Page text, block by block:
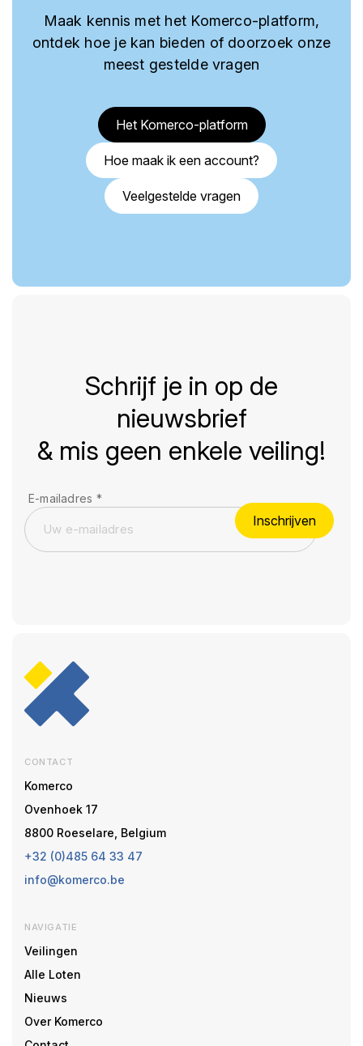
Maak kennis met het Komerco-platform,
ontdek hoe je kan bieden of doorzoek onze
meest gestelde vragen
Het Komerco-platform
Hoe maak ik een account?
Veelgestelde vragen
Schrijf je in op de
nieuwsbrief
& mis geen enkele veiling!
E-mailadres *
Inschrijven
CONTACT
Komerco
Ovenhoek 17
8800 Roeselare, Belgium
+32 (0)485 64 33 47
info@komerco.be
NAVIGATIE
Veilingen
Alle Loten
Nieuws
Over Komerco